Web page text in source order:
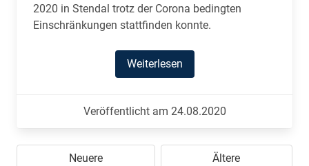
2020 in Stendal trotz der Corona bedingten
Einschränkungen stattfinden konnte.
Weiterlesen
Veröffentlicht am 24.08.2020
Neuere Ältere